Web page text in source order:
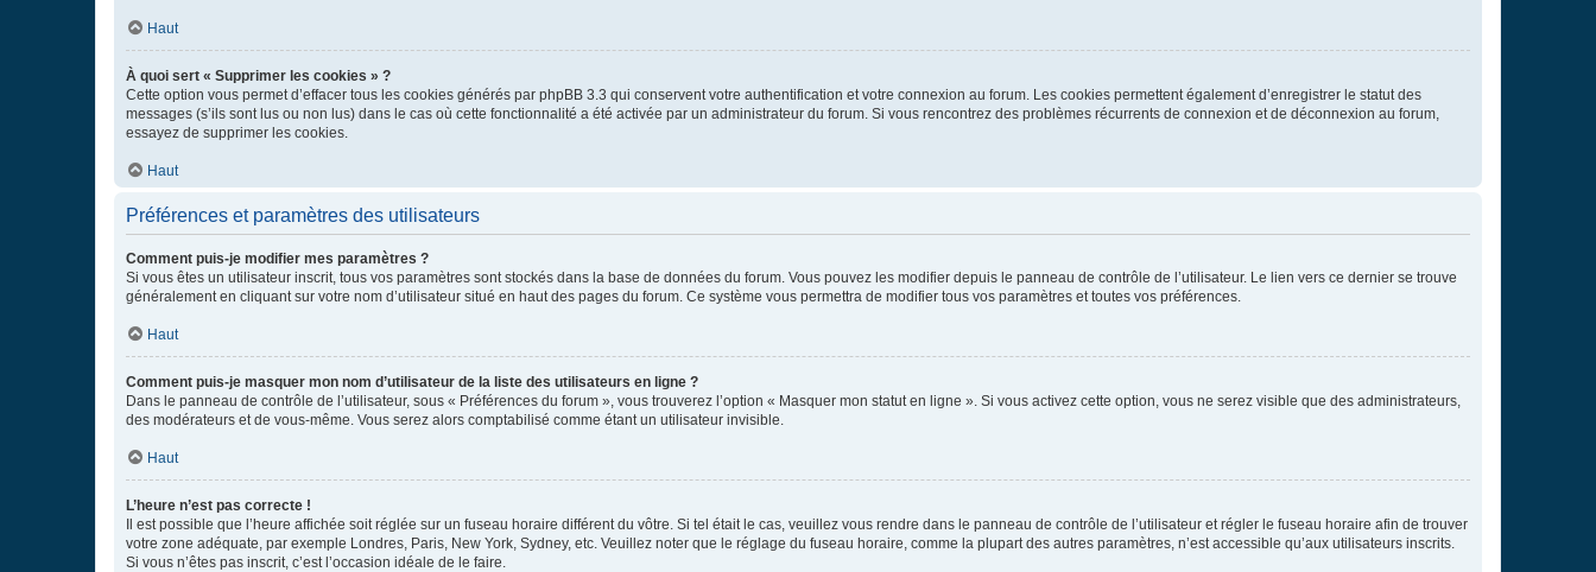
Haut
À quoi sert « Supprimer les cookies » ?
Cette option vous permet d’effacer tous les cookies générés par phpBB 3.3 qui conservent votre authentification et votre connexion au forum. Les cookies permettent également d’enregistrer le statut des
messages (s’ils sont lus ou non lus) dans le cas où cette fonctionnalité a été activée par un administrateur du forum. Si vous rencontrez des problèmes récurrents de connexion et de déconnexion au forum,
essayez de supprimer les cookies.
Haut
Préférences et paramètres des utilisateurs
Comment puis-je modifier mes paramètres ?
Si vous êtes un utilisateur inscrit, tous vos paramètres sont stockés dans la base de données du forum. Vous pouvez les modifier depuis le panneau de contrôle de l’utilisateur. Le lien vers ce dernier se trouve
généralement en cliquant sur votre nom d’utilisateur situé en haut des pages du forum. Ce système vous permettra de modifier tous vos paramètres et toutes vos préférences.
Haut
Comment puis-je masquer mon nom d’utilisateur de la liste des utilisateurs en ligne ?
Dans le panneau de contrôle de l’utilisateur, sous « Préférences du forum », vous trouverez l’option « Masquer mon statut en ligne ». Si vous activez cette option, vous ne serez visible que des administrateurs,
des modérateurs et de vous-même. Vous serez alors comptabilisé comme étant un utilisateur invisible.
Haut
L’heure n’est pas correcte !
Il est possible que l’heure affichée soit réglée sur un fuseau horaire différent du vôtre. Si tel était le cas, veuillez vous rendre dans le panneau de contrôle de l’utilisateur et régler le fuseau horaire afin de trouver
votre zone adéquate, par exemple Londres, Paris, New York, Sydney, etc. Veuillez noter que le réglage du fuseau horaire, comme la plupart des autres paramètres, n’est accessible qu’aux utilisateurs inscrits.
Si vous n’êtes pas inscrit, c’est l’occasion idéale de le faire.